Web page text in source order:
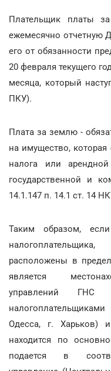
Плательщик платы
ежемесячно отчетную
его от обязанности
20 февраля текущего
месяца, который
ПКУ).
Плата за землю -
на имущество,
налога или
государственной и
14.1.147 п. 14.1 ст. 14
Таким образом,
расположены в
является
управлений
Одесса, г. Харьков)
находится по
подается в